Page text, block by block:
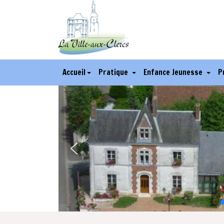
Accueil Pratique Enfance Jeunesse